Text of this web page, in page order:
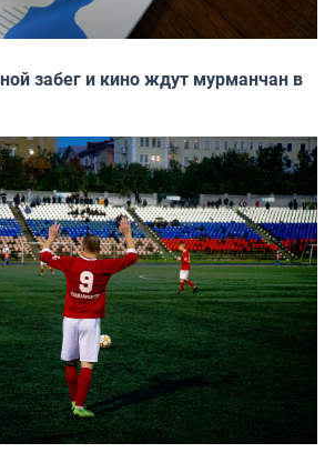
забег и кино ждут мурманчан в